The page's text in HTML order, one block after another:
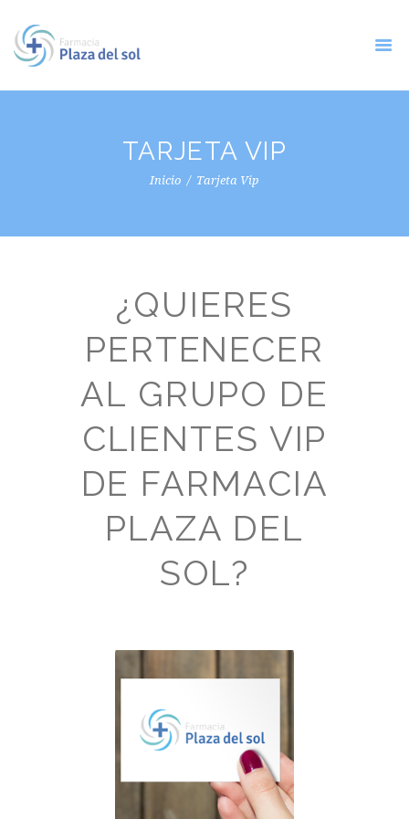
TARJETA VIP
Inicio Tarjeta Vip
¿QUIERES
PERTENECER
AL GRUPO DE
CLIENTES VIP
DE FARMACIA
PLAZA DEL
SOL?
Solicita tu tarjeta de
manera totalmente
gratuita, accede a
ventajas exclusivas y
acumula descuentos en
todas tus compras.